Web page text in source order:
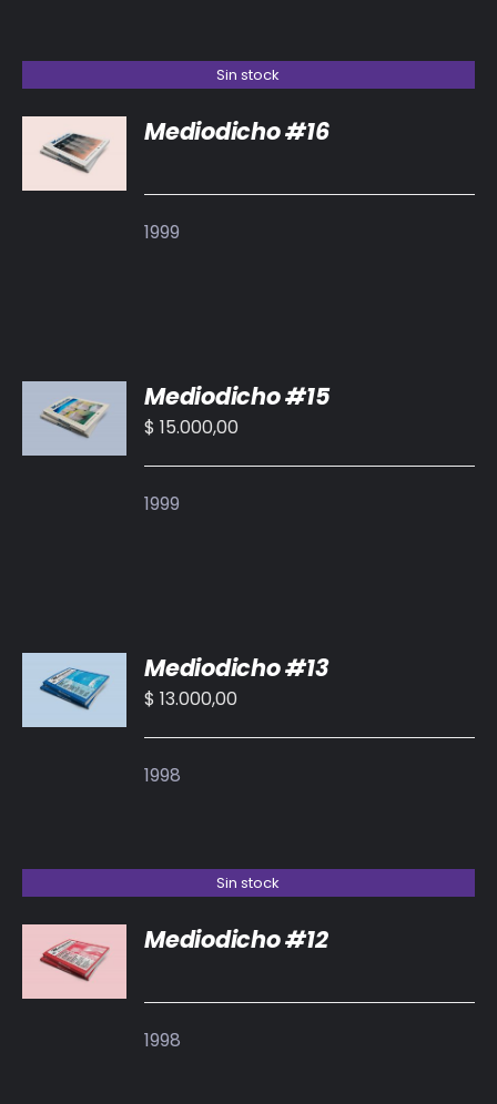
Sin stock
DETALLES
Mediodicho #16
1999
AL
CARRITO
/
Mediodicho #15
$ 15.000,00
1999
AL
CARRITO
/
Mediodicho #13
$ 13.000,00
1998
Sin stock
DETALLES
Mediodicho #12
1998